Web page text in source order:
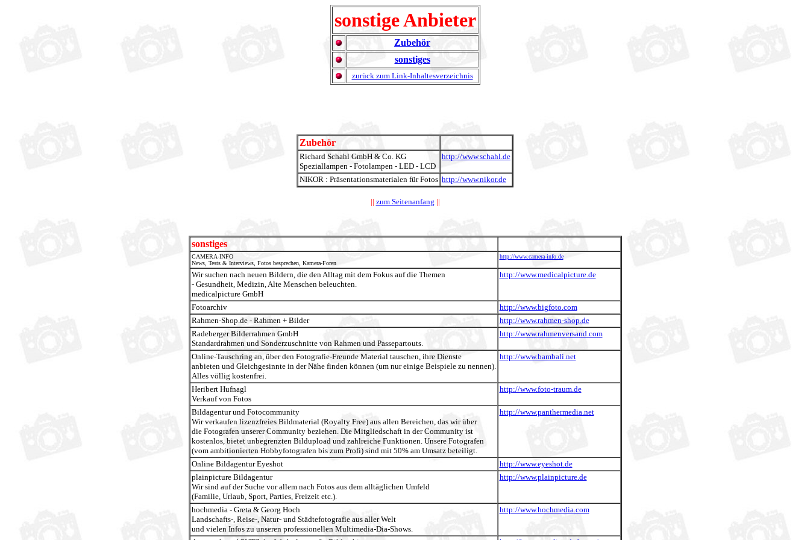
sonstige Anbieter
Zubehör
sonstiges
zurück zum Link-Inhaltesverzeichnis
Zubehör
Richard Schahl GmbH & Co. KG
Speziallampen - Fotolampen - LED - LCD
http://www.schahl.de
NIKOR : Präsentationsmaterialen für Fotos http://www.nikor.de
|| zum Seitenanfang ||
sonstiges
CAMERA-INFO
News, Tests & Interviews, Fotos besprechen, Kamera-Foren
http://www.camera-info.de
Wir suchen nach neuen Bildern, die den Alltag mit dem Fokus auf die Themen
- Gesundheit, Medizin, Alte Menschen beleuchten.
medicalpicture GmbH
http://www.medicalpicture.de
Fotoarchiv
http://www.bigfoto.com
Rahmen-Shop.de - Rahmen + Bilder
http://www.rahmen-shop.de
Radeberger Bilderrahmen GmbH
Standardrahmen und Sonderzuschnitte von Rahmen und Passepartouts.
http://www.rahmenversand.com
Online-Tauschring an, über den Fotografie-Freunde Material tauschen, ihre Dienste
anbieten und Gleichgesinnte in der Nähe finden können (um nur einige Beispiele zu nennen).
Alles völlig kostenfrei.
http://www.bambali.net
Heribert Hufnagl
Verkauf von Fotos
http://www.foto-traum.de
Bildagentur und Fotocommunity
Wir verkaufen lizenzfreies Bildmaterial (Royalty Free) aus allen Bereichen, das wir über
die Fotografen unserer Community beziehen. Die Mitgliedschaft in der Community ist
kostenlos, bietet unbegrenzten Bildupload und zahlreiche Funktionen. Unsere Fotografen
(vom ambitionierten Hobbyfotografen bis zum Profi) sind mit 50% am Umsatz beteiligt.
http://www.panthermedia.net
Online Bildagentur Eyeshot
http://www.eyeshot.de
plainpicture Bildagentur
Wir sind auf der Suche vor allem nach Fotos aus dem alltäglichen Umfeld
(Familie, Urlaub, Sport, Parties, Freizeit etc.).
http://www.plainpicture.de
hochmedia - Greta & Georg Hoch
Landschafts-, Reise-, Natur- und Städtefotografie aus aller Welt
und vielen Infos zu unseren professionellen Multimedia-Dia-Shows.
http://www.hochmedia.com